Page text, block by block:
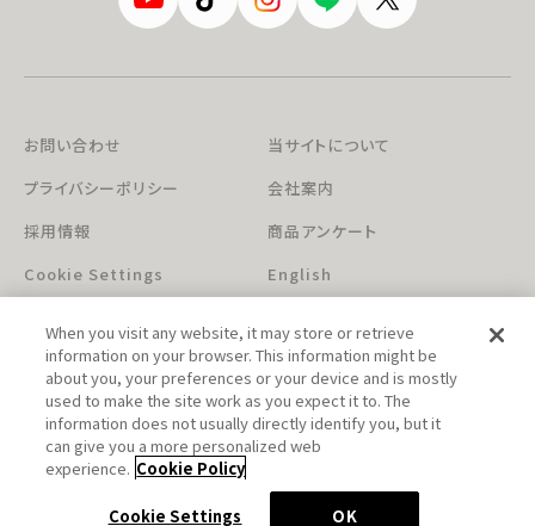
お問い合わせ
当サイトについて
プライバシーポリシー
会社案内
採用情報
商品アンケート
Cookie Settings
English
このホームページに掲載されている著作物の無断利用を禁じます。
When you visit any website, it may store or retrieve
information on your browser. This information might be
about you, your preferences or your device and is mostly
used to make the site work as you expect it to. The
information does not usually directly identify you, but it
can give you a more personalized web
experience. Cookie Policy
Cookie Settings OK